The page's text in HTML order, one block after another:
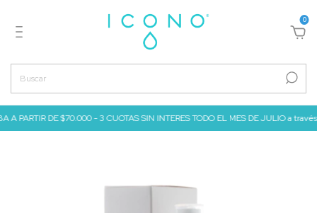
0
A PARTIR DE $70.000 - 3 CUOTAS SIN INTERES TODO EL MES DE JULIO a